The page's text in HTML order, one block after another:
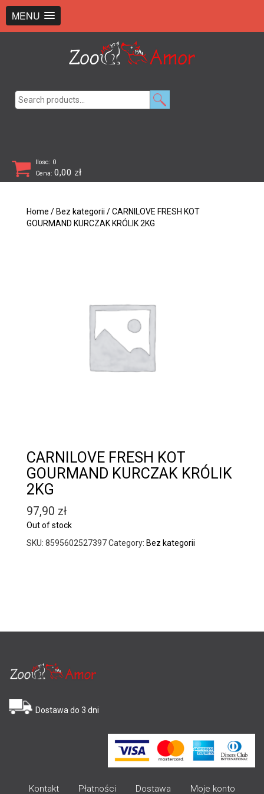
MENU
Ilosc: 0
Cena: 0,00 zł
Home / Bez kategorii / CARNILOVE FRESH KOT
GOURMAND KURCZAK KRÓLIK 2KG
CARNILOVE FRESH KOT
GOURMAND KURCZAK KRÓLIK
2KG
97,90 zł
Out of stock
SKU: 8595602527397Category: Bez kategorii
Dostawa do 3 dni
Kontakt Płatności Dostawa Moje konto